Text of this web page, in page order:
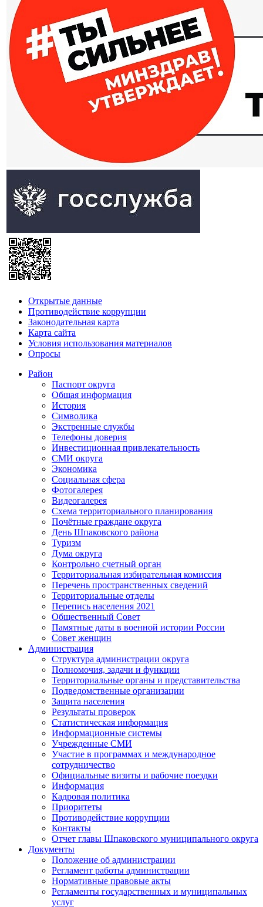
Открытые данные
Противодействие коррупции
Законодательная карта
Карта сайта
Условия использования материалов
Опросы
Район
Паспорт округа
Общая информация
История
Символика
Экстренные службы
Телефоны доверия
Инвестиционная привлекательность
СМИ округа
Экономика
Социальная сфера
Фотогалерея
Видеогалерея
Схема территориального планирования
Почётные граждане округа
День Шпаковского района
Туризм
Дума округа
Контрольно счетный орган
Территориальная избирательная комиссия
Перечень пространственных сведений
Территориальные отделы
Перепись населения 2021
Общественный Совет
Памятные даты в военной истории России
Совет женщин
Администрация
Структура администрации округа
Полномочия, задачи и функции
Территориальные органы и представительства
Подведомственные организации
Защита населения
Результаты проверок
Статистическая информация
Информационные системы
Учрежденные СМИ
Участие в программах и международное
сотрудничество
Официальные визиты и рабочие поездки
Информация
Кадровая политика
Приоритеты
Противодействие коррупции
Контакты
Отчет главы Шпаковского муниципального округа
Документы
Положение об администрации
Регламент работы администрации
Нормативные правовые акты
Регламенты государственных и муниципальных
услуг